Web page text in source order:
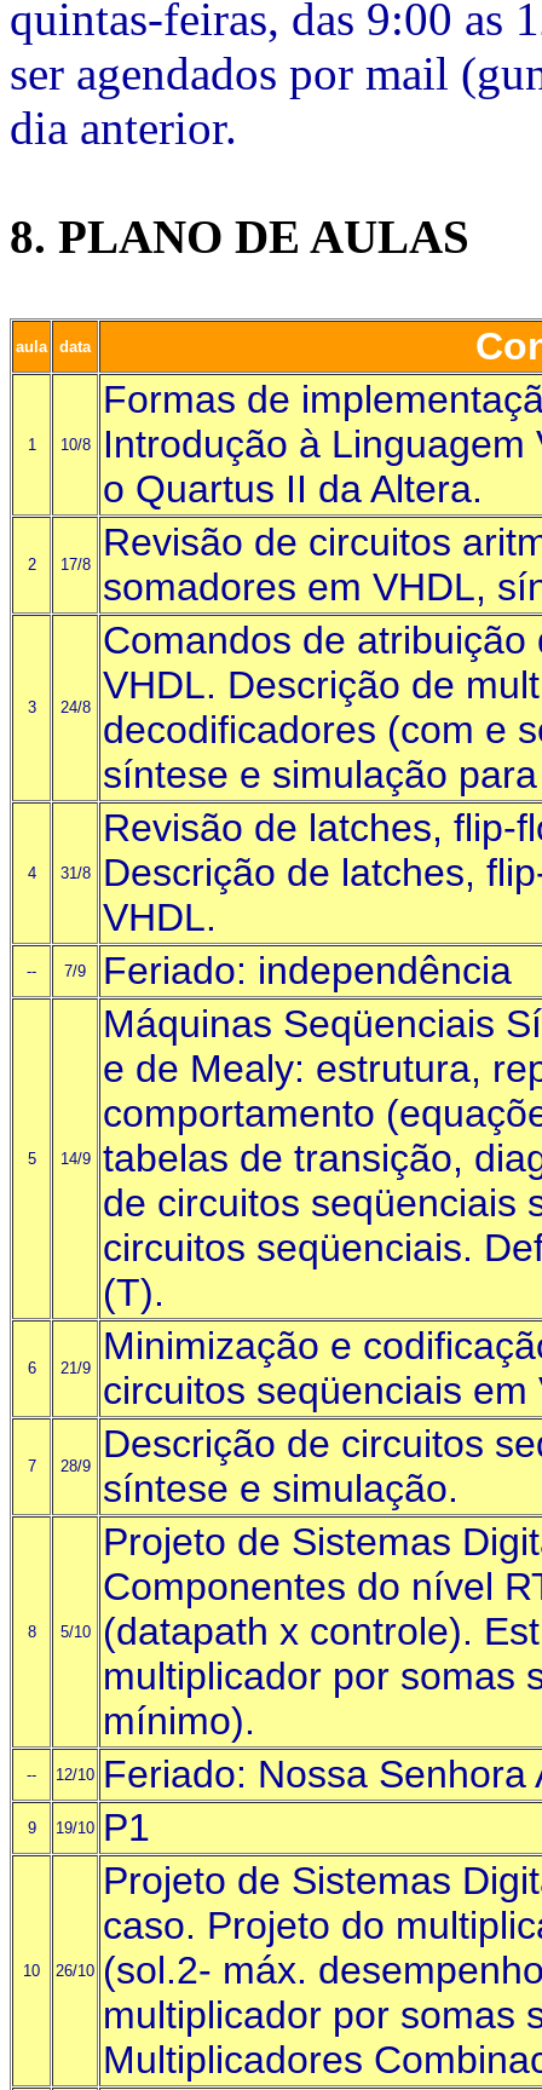
quintas-feiras, das 9:00 as
ser agendados por mail (
dia anterior.
8. PLANO DE AULAS
aula data
1 10/8
Formas de
Introdução à
o Quartus II da Altera.
2 17/8
Revisão de circuitos
somadores em VHDL,
3 24/8
Comandos de
VHDL. Descrição de
decodificadores (com e
síntese e simulação
4 31/8
Revisão de latches, flip-
Descrição de latches,
VHDL.
-- 7/9 Feriado: independência
5 14/9
Máquinas Seqüenciais
e de Mealy: estrutura,
comportamento
tabelas de transição,
de circuitos seqüenciais
circuitos seqüenciais.
(T).
6 21/9
Minimização e
circuitos seqüenciais
7 28/9
Descrição de circuitos
síntese e simulação.
8 5/10
Projeto de Sistemas
Componentes do nível
(datapath x controle).
multiplicador por somas
mínimo).
-- 12/10 Feriado: Nossa Senhora
9 19/10 P1
10 26/10
Projeto de Sistemas
caso. Projeto do
(sol.2- máx.
multiplicador por somas
Multiplicadores